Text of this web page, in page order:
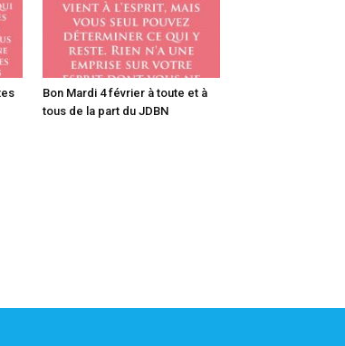
Bon Mardi 4 février à toute et à
tous de la part du JDBN